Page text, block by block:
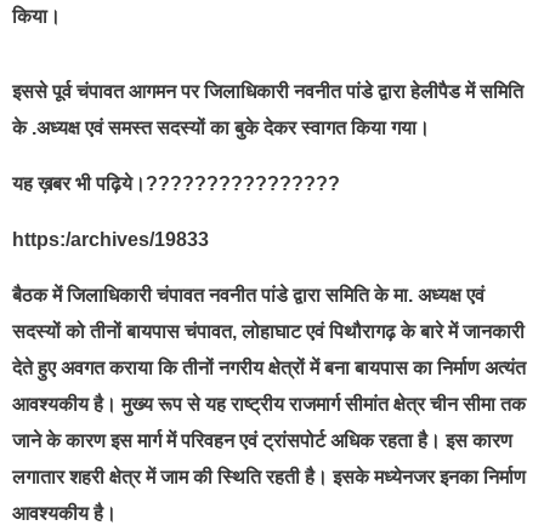
किया।
इससे पूर्व चंपावत आगमन पर जिलाधिकारी नवनीत पांडे द्वारा हेलीपैड में समिति
के .अध्यक्ष एवं समस्त सदस्यों का बुके देकर स्वागत किया गया।
यह ख़बर भी पढ़िये।????????????????
https:/archives/19833
बैठक में जिलाधिकारी चंपावत नवनीत पांडे द्वारा समिति के मा. अध्यक्ष एवं
सदस्यों को तीनों बायपास चंपावत, लोहाघाट एवं पिथौरागढ़ के बारे में जानकारी
देते हुए अवगत कराया कि तीनों नगरीय क्षेत्रों में बना बायपास का निर्माण अत्यंत
आवश्यकीय है। मुख्य रूप से यह राष्ट्रीय राजमार्ग सीमांत क्षेत्र चीन सीमा तक
जाने के कारण इस मार्ग में परिवहन एवं ट्रांसपोर्ट अधिक रहता है। इस कारण
लगातार शहरी क्षेत्र में जाम की स्थिति रहती है। इसके मध्येनजर इनका निर्माण
आवश्यकीय है।